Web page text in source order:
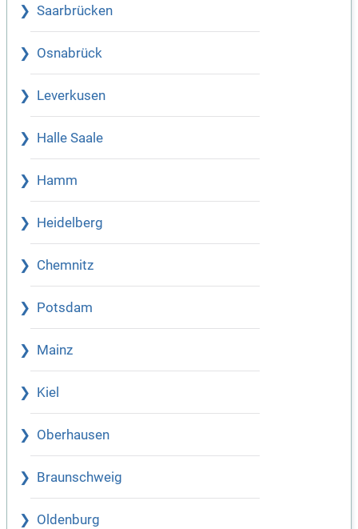
Saarbrücken
Osnabrück
Leverkusen
Halle Saale
Hamm
Heidelberg
Chemnitz
Potsdam
Mainz
Kiel
Oberhausen
Braunschweig
Oldenburg